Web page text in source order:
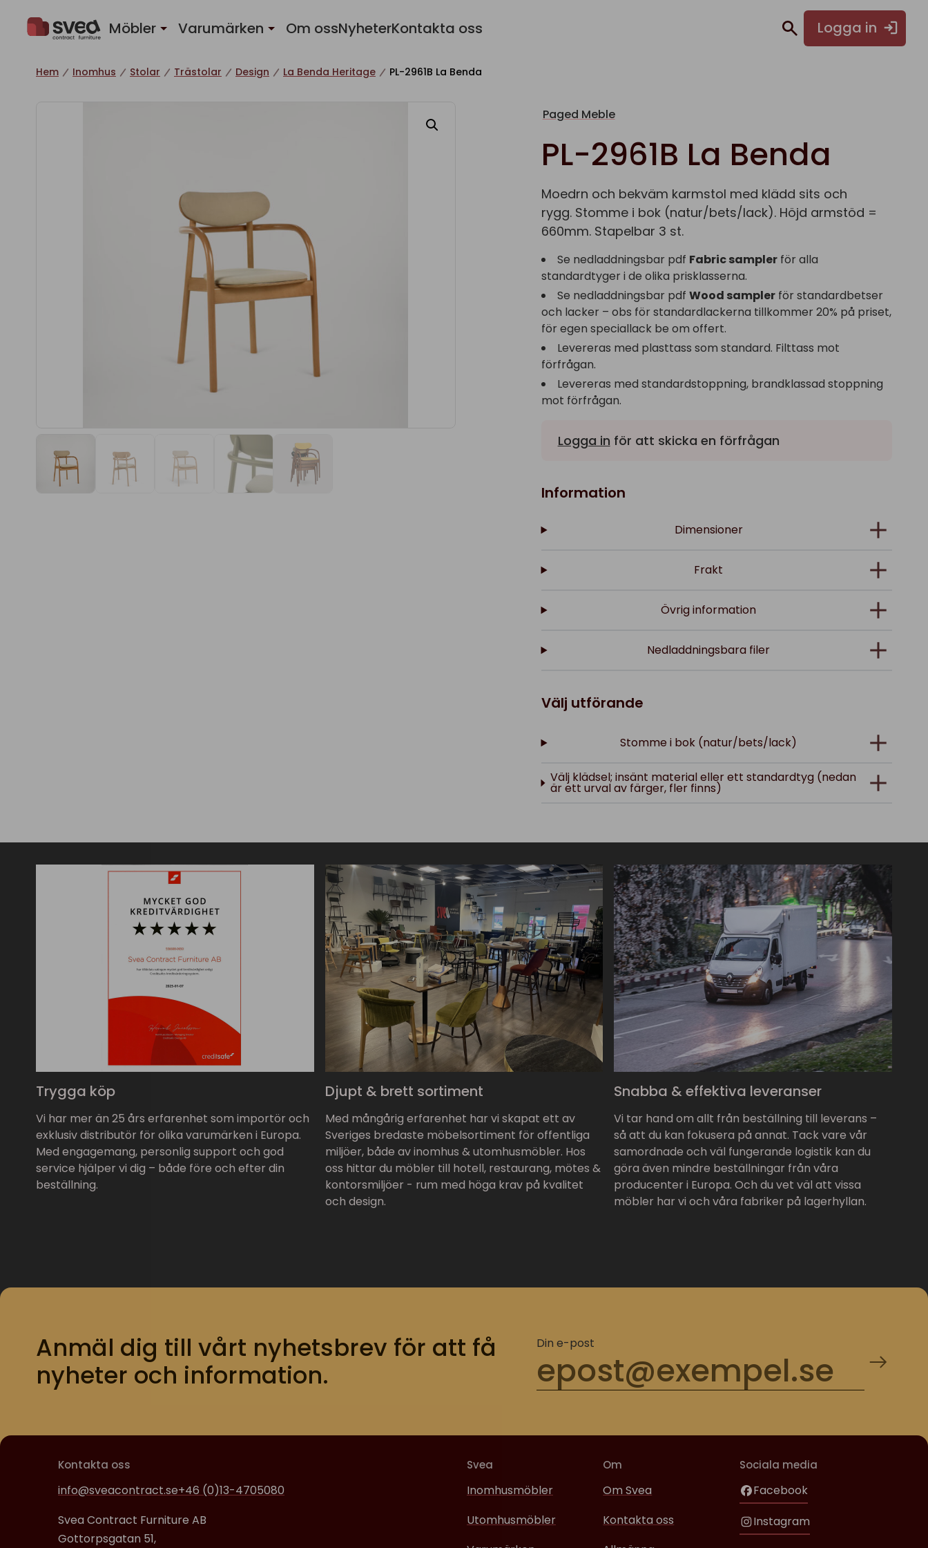
Möbler Varumärken Om ossNyheterKontakta oss Logga in
Hem Inomhus Stolar Trästolar Design La Benda Heritage PL-2961B La Benda
Paged Meble
PL-2961B La Benda
Moedrn och bekväm karmstol med klädd sits och
rygg. Stomme i bok (natur/bets/lack). Höjd armstöd =
660mm. Stapelbar 3 st.
Se nedladdningsbar pdf Fabric samplerför alla
standardtyger i de olika prisklasserna.
Se nedladdningsbar pdf Wood samplerför standardbetser
och lacker – obs för standardlackerna tillkommer 20% på priset,
för egen speciallack be om offert.
Levereras med plasttass som standard. Filttass mot
förfrågan.
Levereras med standardstoppning, brandklassad stoppning
mot förfrågan.
Logga in för att skicka en förfrågan
Information
Dimensioner
Frakt
Övrig information
Nedladdningsbara filer
Välj utförande
Stomme i bok (natur/bets/lack)
Välj klädsel; insänt material eller ett standardtyg (nedan
är ett urval av färger, fler finns)
Trygga köp
Vi har mer än 25 års erfarenhet som importör och
exklusiv distributör för olika varumärken i Europa.
Med engagemang, personlig support och god
service hjälper vi dig – både före och efter din
beställning.
Djupt & brett sortiment
Med mångårig erfarenhet har vi skapat ett av
Sveriges bredaste möbelsortiment för offentliga
miljöer, både av inomhus & utomhusmöbler. Hos
oss hittar du möbler till hotell, restaurang, mötes &
kontorsmiljöer - rum med höga krav på kvalitet
och design.
Snabba & effektiva leveranser
Vi tar hand om allt från beställning till leverans –
så att du kan fokusera på annat. Tack vare vår
samordnade och väl fungerande logistik kan du
göra även mindre beställningar från våra
producenter i Europa. Och du vet väl att vissa
möbler har vi och våra fabriker på lagerhyllan.
Anmäl dig till vårt nyhetsbrev för att få
nyheter och information.
Din e-post
Kontakta oss
info@sveacontract.se+46 (0)13-4705080
Svea Contract Furniture AB
Gottorpsgatan 51,
Svea
Inomhusmöbler
Utomhusmöbler
Om
Om Svea
Kontakta oss
Sociala media
Facebook
Instagram